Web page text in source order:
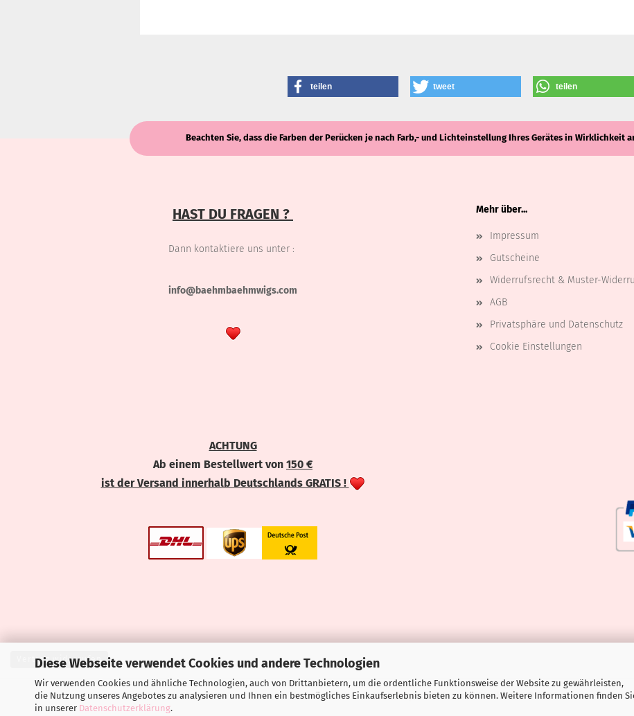
Diese Webseite verwendet Cookies und andere Technologien
Wir verwenden Cookies und ähnliche Technologien, auch von Drittanbietern, um die ordentliche Funktionsweise der Website zu gewährleisten,
die Nutzung unseres Angebotes zu analysieren und Ihnen ein bestmögliches Einkaufserlebnis bieten zu können. Weitere Informationen finden
in unserer Datenschutzerklärung.
teilen tweet teilen
Beachten Sie, dass die Farben der Perücken je nach Farb,- und Lichteinstellung Ihres Gerätes in Wirklichkeit
HAST DU FRAGEN ?
Dann kontaktiere uns unter :
info@baehmbaehmwigs.com
Mehr über...
Impressum
Gutscheine
Widerrufsrecht & Muster-
AGB
Privatsphäre und Datenschutz
Cookie Einstellungen
ACHTUNG
Ab einem Bestellwert von 150 €
ist der Versand innerhalb Deutschlands GRATIS !
Vertrag widerrufen
Webshop erstellenmit Gambio.de © 2026